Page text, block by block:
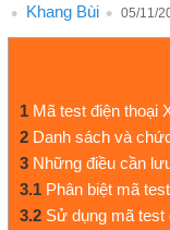
Khang Bùi 05/11/
1 Mã test điện thoại
2 Danh sách và
3 Những điều cần
3.1 Phân biệt mã
3.2 Sử dụng mã test